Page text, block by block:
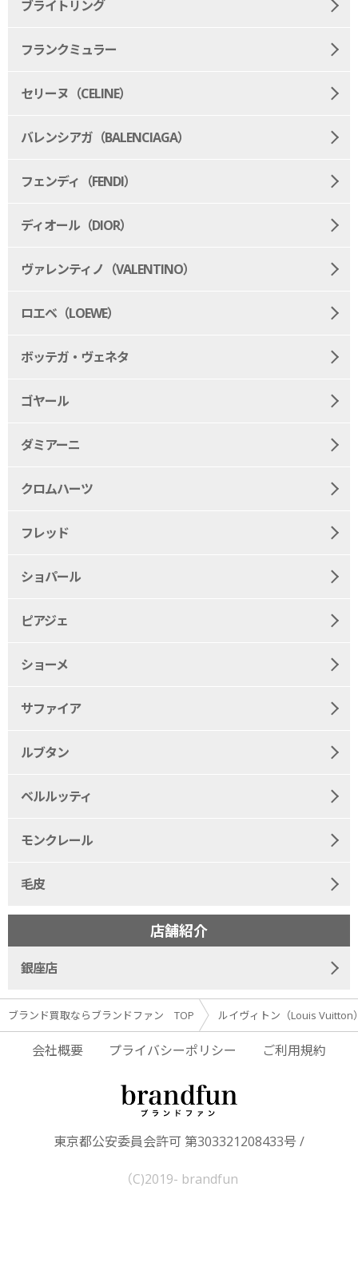
ブランド買取ならブランドファン TOP ルイヴィトン（Louis Vuitton
ブライトリング
フランクミュラー
セリーヌ（CELINE）
バレンシアガ（BALENCIAGA）
フェンディ（FENDI）
ディオール（DIOR）
ヴァレンティノ（VALENTINO）
ロエベ（LOEWE）
ボッテガ・ヴェネタ
ゴヤール
ダミアーニ
クロムハーツ
フレッド
ショパール
ピアジェ
ショーメ
サファイア
ルブタン
ベルルッティ
モンクレール
毛皮
店舗紹介
銀座店
会社概要 プライバシーポリシー ご利用規約
東京都公安委員会許可 第303321208433号 /
（C)2019- brandfun